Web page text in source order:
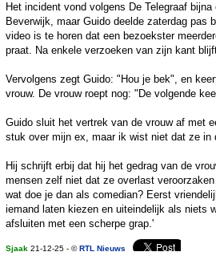
Het incident vond volgens De Telegraaf
Beverwijk, maar Guido deelde zaterdag pas
video is te horen dat een bezoekster
praat. Na enkele verzoeken van zijn kant
Vervolgens zegt Guido: "Hou je bek", en
vrouw. De vrouw roept nog: "De volgende
Guido sluit het vertrek van de vrouw af met
stuk over mijn ex, maar ik wist niet dat ze in
Hij schrijft erbij dat hij het gedrag van de
mensen zelf niet dat ze overlast
wat doe je dan als comedian? Eerst
iemand laten kiezen en uiteindelijk als niets
afsluiten met een scherpe grap.'
Sjaak 21-12-25 - ©RTL Nieuws